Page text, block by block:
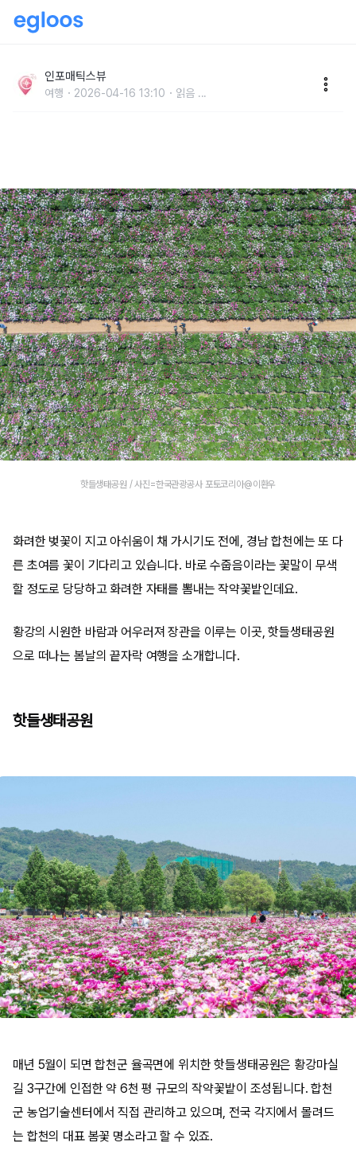
행지 추천인포매틱스뷰
여행 2026-04-16 13:10 읽음 ...
핫들생태공원 / 사진=한국관광공사 포토코리아@이환우
화려한 벚꽃이 지고 아쉬움이 채 가시기도 전에, 경남 합천에는 또 다
른 초여름 꽃이 기다리고 있습니다. 바로 수줍음이라는 꽃말이 무색
할 정도로 당당하고 화려한 자태를 뽐내는 작약꽃밭인데요.
황강의 시원한 바람과 어우러져 장관을 이루는 이곳, 핫들생태공원
으로 떠나는 봄날의 끝자락 여행을 소개합니다.
핫들생태공원
매년 5월이 되면 합천군 율곡면에 위치한 핫들생태공원은 황강마실
길 3구간에 인접한 약 6천 평 규모의 작약꽃밭이 조성됩니다. 합천
군 농업기술센터에서 직접 관리하고 있으며, 전국 각지에서 몰려드
는 합천의 대표 봄꽃 명소라고 할 수 있죠.